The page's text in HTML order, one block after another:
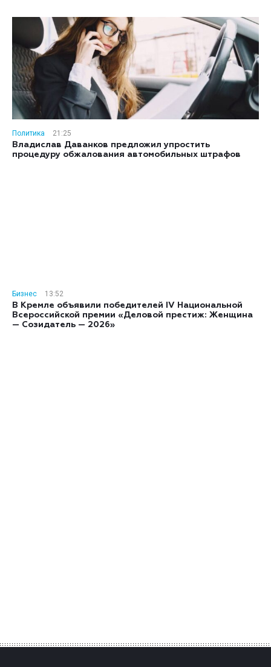
Политика
21:25
Владислав Даванков предложил упростить
процедуру обжалования автомобильных штрафов
Бизнес
13:52
В Кремле объявили победителей IV Национальной
Всероссийской премии «Деловой престиж: Женщина
— Созидатель — 2026»